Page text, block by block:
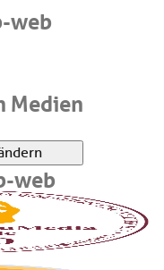
web
Medien
web